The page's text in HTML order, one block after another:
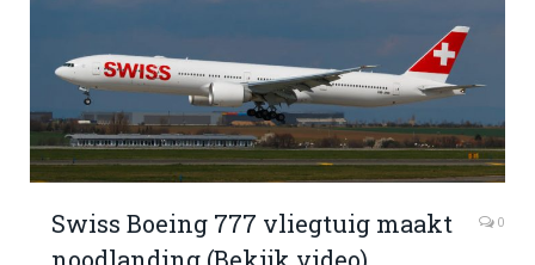
Swiss Boeing 777 vliegtuig maakt
0